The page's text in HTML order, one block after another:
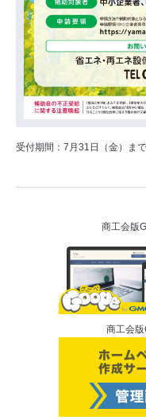
受付期間：7月31日（金）ま
商工会版
商工会版